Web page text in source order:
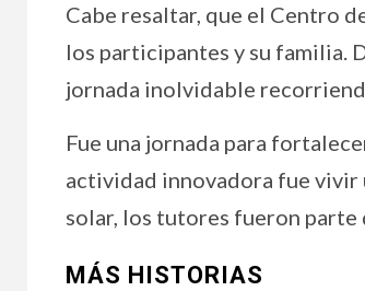
Cabe resaltar, que el Centro
los participantes y su familia.
jornada inolvidable
Fue una jornada para
actividad innovadora fue vivir
solar, los tutores fueron parte
MÁS HISTORIAS